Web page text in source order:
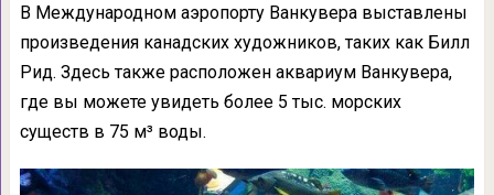
В Международном аэропорту Ванкувера выставлены
произведения канадских художников, таких как Билл
Рид. Здесь также расположен аквариум Ванкувера,
где вы можете увидеть более 5 тыс. морских
существ в 75 м³ воды.